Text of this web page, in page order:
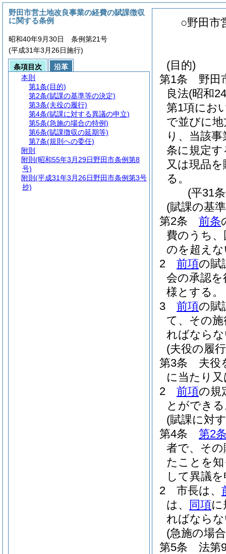
○野田市
(目的)
第1条
野田
良法(昭和
第1項にお
で並びに
り、当該
条に規定
又は現品
る。
(平31
(賦課の基
第2条
前条
費のうち
のを超え
2
前項の賦
会の承認
様とする。
3
前項の賦
て、その
ればなら
(夫役の履
第3条
夫役
に当たり
2
前項の規
とができ
(賦課に対
第4条
第2
者で、そ
たことを
して異議
2
市長は、
は、
同項に
ればなら
(急施の場
第5条
法第
野田市営土地改良事業の経費の賦課徴収
に関する条例
昭和40年9月30日 条例第21号
(平成31年3月26日施行)
条項目次
沿革
本則
第1条(目的)
第2条(賦課の基準等の決定)
第3条(夫役の履行)
第4条(賦課に対する異議の申立)
第5条(急施の場合の特例)
第6条(賦課徴収の延期等)
第7条(規則への委任)
附則
附則 (昭和55年3月29日野田市条例第8
号)
附則 (平成31年3月26日野田市条例第3号
抄)